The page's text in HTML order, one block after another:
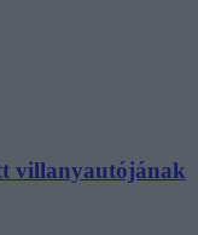
villanyautójának